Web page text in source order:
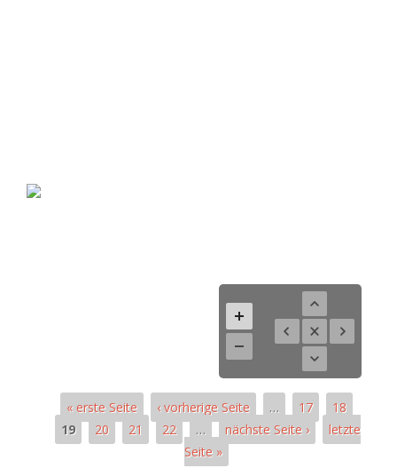
« erste Seite ‹ vorherige Seite … 17
18
19
20 21 22 … nächste Seite ›
letzte
Seite »